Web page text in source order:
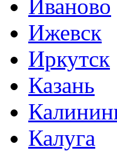
Иваново
Ижевск
Иркутск
Казань
Калуга